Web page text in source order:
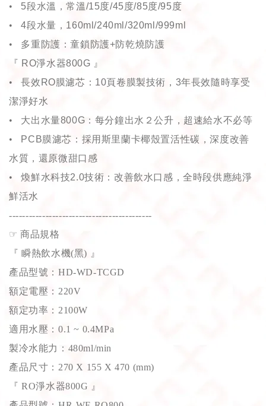
• 5段水溫，常溫/15度/45度/85度/95度
• 4段水量， 160ml/240ml/320ml/999ml
•
多重防護：童鎖防護+防乾燒防護
『 RO淨水器800G 』
•
長效 RO膜濾芯： 10頁卷膜製技術， 3年長效隨時享受
潔淨好水
•
大出水量800G ：每分鐘出水２公升，超速給水不必等
• PCB膜濾芯：採用斯里蘭卡椰殼置活性碳，深度改善
水質，還原微甜口感
•
煥鮮水科技2.0技術：改善飲水口感，全時段供應純淨
鮮活水
-------------------------------------------
☞ 商品規格
『 瞬熱飲水機(黑) 』
產品型號：HD-WD-TCGD
額定電壓：220V
額定功率：2100W
適用水壓：0.1 ~ 0.4MPa
製冷水能力：480ml/min
產品尺寸：270 X 155 X 470 (mm)
『 RO淨水器800G 』